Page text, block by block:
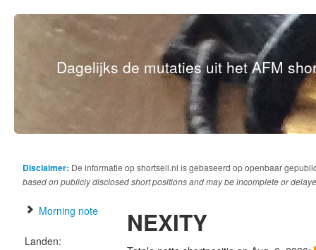
Dagelijks de mutaties uit het AFM
Disclaimer: De informatie op shortsell.nl is gebaseerd op openbaar
based on publicly disclosed short positions and may be incomplete or
Morning note
Landen:
NEXITY